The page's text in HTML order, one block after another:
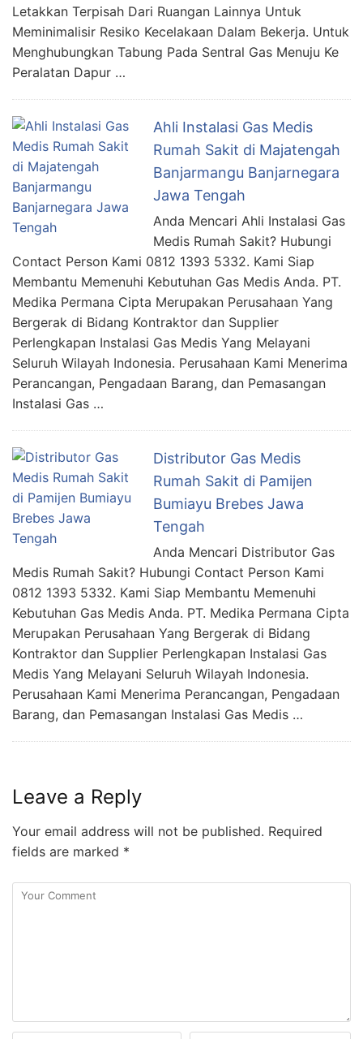
Letakkan Terpisah Dari Ruangan Lainnya Untuk
Meminimalisir Resiko Kecelakaan Dalam Bekerja. Untuk
Menghubungkan Tabung Pada Sentral Gas Menuju Ke
Peralatan Dapur …
Ahli Instalasi Gas Medis
Rumah Sakit di Majatengah
Banjarmangu Banjarnegara
Jawa Tengah
Anda Mencari Ahli Instalasi Gas
Medis Rumah Sakit? Hubungi
Contact Person Kami 0812 1393 5332. Kami Siap
Membantu Memenuhi Kebutuhan Gas Medis Anda. PT.
Medika Permana Cipta Merupakan Perusahaan Yang
Bergerak di Bidang Kontraktor dan Supplier
Perlengkapan Instalasi Gas Medis Yang Melayani
Seluruh Wilayah Indonesia. Perusahaan Kami Menerima
Perancangan, Pengadaan Barang, dan Pemasangan
Instalasi Gas …
Distributor Gas Medis
Rumah Sakit di Pamijen
Bumiayu Brebes Jawa
Tengah
Anda Mencari Distributor Gas
Medis Rumah Sakit? Hubungi Contact Person Kami
0812 1393 5332. Kami Siap Membantu Memenuhi
Kebutuhan Gas Medis Anda. PT. Medika Permana Cipta
Merupakan Perusahaan Yang Bergerak di Bidang
Kontraktor dan Supplier Perlengkapan Instalasi Gas
Medis Yang Melayani Seluruh Wilayah Indonesia.
Perusahaan Kami Menerima Perancangan, Pengadaan
Barang, dan Pemasangan Instalasi Gas Medis …
Leave a Reply
Your email address will not be published. Required
fields are marked *